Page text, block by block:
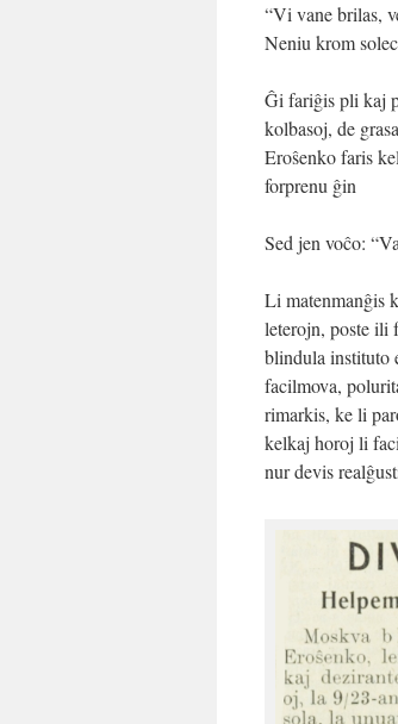
“Vi vane brilas,
Neniu krom
Ĝi fariĝis pli kaj
kolbasoj, de
Eroŝenko faris
forprenu ĝin
Sed jen voĉo:
Li matenmanĝis
leterojn, poste ili
blindula instituto
facilmova,
rimarkis, ke li
kelkaj horoj li
nur devis